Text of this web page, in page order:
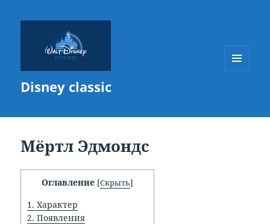
Disney classic
Мёртл Эдмондс
Оглавление [Скрыть]
1. Характер
2. Появления